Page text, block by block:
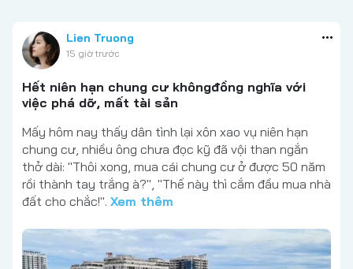
Lien Truong
15 giờ trước
Hết niên hạn chung cư khôngđồng nghĩa với
việc phá dỡ, mất tài sản
Mấy hôm nay thấy dân tình lại xôn xao vụ niên hạn
chung cư, nhiều ông chưa đọc kỹ đã vội than ngắn
thở dài: "Thôi xong, mua cái chung cư ở được 50 năm
rồi thành tay trắng à?", "Thế này thì cắm đầu mua nhà
đất cho chắc!". Xem thêm